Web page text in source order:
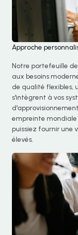
Approche
Notre portefeuille
aux besoins
de qualité flexibles,
s'intègrent à vos
empreinte mondiale
puissiez fournir une
élevés.